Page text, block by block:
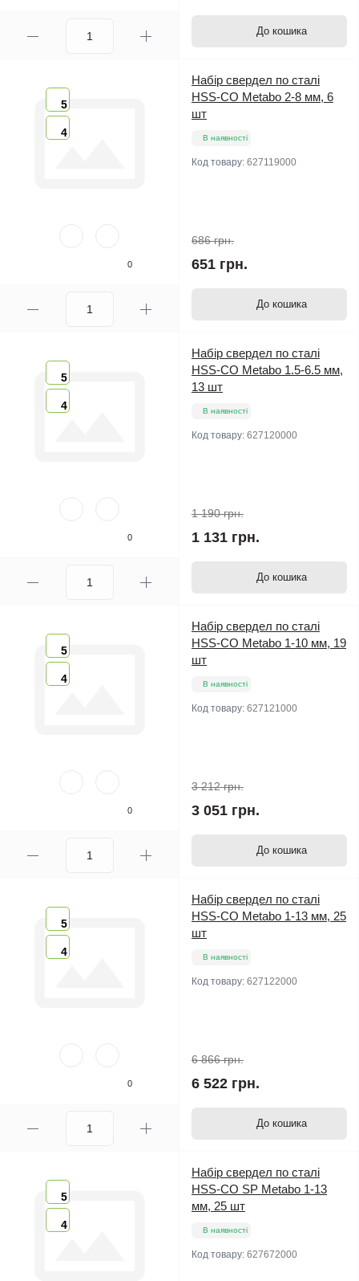
До кошика
5
4
0
Набір свердел по сталі
HSS-CO Metabo 2-8 мм, 6
шт
В наявності
Код товару: 627119000
686 грн.
651 грн.
До кошика
5
4
0
Набір свердел по сталі
HSS-CO Metabo 1.5-6.5 мм,
13 шт
В наявності
Код товару: 627120000
1 190 грн.
1 131 грн.
До кошика
5
4
0
Набір свердел по сталі
HSS-CO Metabo 1-10 мм, 19
шт
В наявності
Код товару: 627121000
3 212 грн.
3 051 грн.
До кошика
5
4
0
Набір свердел по сталі
HSS-CO Metabo 1-13 мм, 25
шт
В наявності
Код товару: 627122000
6 866 грн.
6 522 грн.
До кошика
5
4
Набір свердел по сталі
HSS-CO SP Metabo 1-13
мм, 25 шт
В наявності
Код товару: 627672000